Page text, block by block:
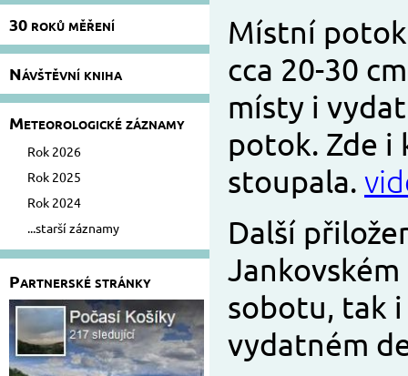
30 roků měření
Návštěvní kniha
Meteorologické záznamy
Rok 2026
Rok 2025
Rok 2024
...starší záznamy
Partnerské stránky
Místní potok
cca 20-30
místy i
potok. Zde i
stoupala.
Další
sobotu, tak
vydatném